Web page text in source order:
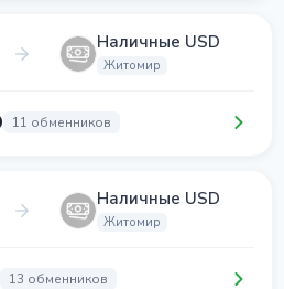
Наличные USD
Житомир
11 обменников
Наличные USD
Житомир
13 обменников